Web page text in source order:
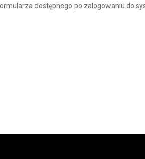
dostępnego po zalogowaniu do